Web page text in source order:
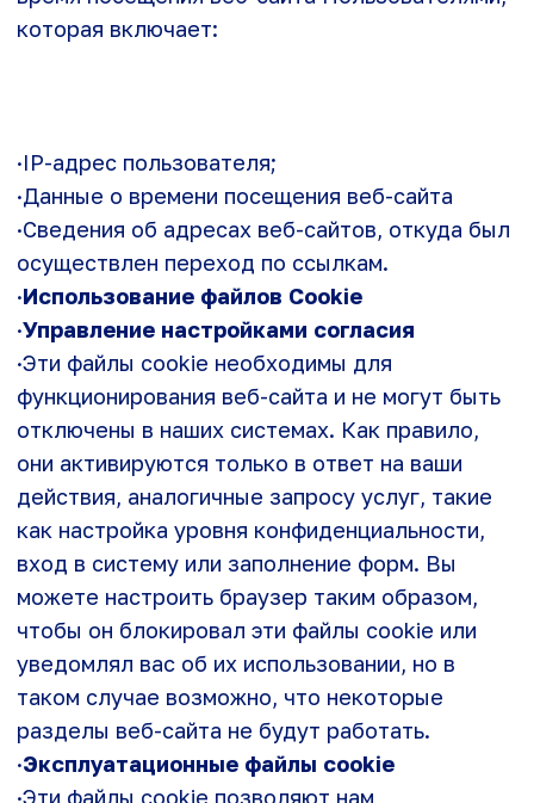
Эксплуатационные файлы cookie
·Эти файлы cookie позволяют нам
наиболее и наименее популярными, и видим,
каким образом посетители перемещаются по
веб-сайту. Все данные, собираемые при
помощи этих cookie, группируются в
Если вы не одобрите использование этих
файлов cookie, у нас не будет данных о
посещении вами нашего веб-сайта.
Функциональные файлы cookie
·Эти файлы cookie позволяют предоставлять
улучшенную функциональность и
видеороликов. Они могут настраиваться нами
или сторонними поставщиками, услуги
которых содержатся на наших страницах.
Если вы не одобрите использование этих
файлов cookie, то, возможно, некоторые или
все эти функции будут работать
Целевые файлы cookie
·Эти файлы cookie настраиваются через наш
веб-сайт нашими партнерами по рекламе. Они
могут использоваться этими компаниями для
сбора данных о ваших интересах и
отображения для вас актуальной рекламы на
посредством уникальной идентификации
вашего браузера и устройства. Если вы не